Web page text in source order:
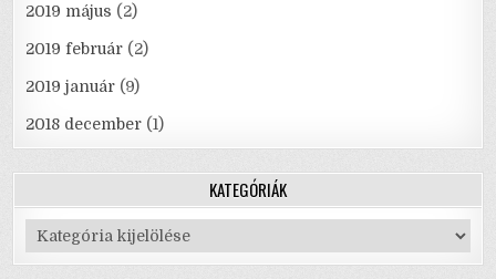
2019 május (2)
2019 február (2)
2019 január (9)
2018 december (1)
KATEGÓRIÁK
Kategóriák